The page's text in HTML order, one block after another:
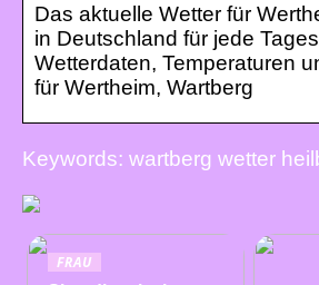
Das aktuelle Wetter für
in Deutschland für jede
Wetterdaten, Temperaturen
für Wertheim, Wartberg
Keywords: wartberg wetter
FRAU